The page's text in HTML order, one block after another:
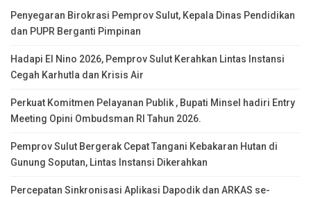
Penyegaran Birokrasi Pemprov Sulut, Kepala Dinas Pendidikan
dan PUPR Berganti Pimpinan
Hadapi El Nino 2026, Pemprov Sulut Kerahkan Lintas Instansi
Cegah Karhutla dan Krisis Air
Perkuat Komitmen Pelayanan Publik , Bupati Minsel hadiri Entry
Meeting Opini Ombudsman RI Tahun 2026.
Pemprov Sulut Bergerak Cepat Tangani Kebakaran Hutan di
Gunung Soputan, Lintas Instansi Dikerahkan
Percepatan Sinkronisasi Aplikasi Dapodik dan ARKAS se-